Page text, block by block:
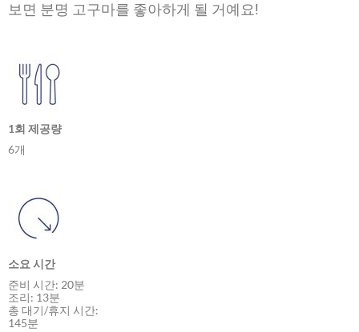
보면 분명 고구마를 좋아하게 될 거예요!
1회 제공량
6개
소요 시간
준비 시간: 20분
조리: 13분
총 대기/휴지 시간:
145분